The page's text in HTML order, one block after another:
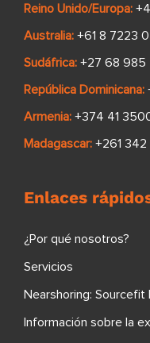
Reino Unido/Europa:
Australia: +61 8 7223
Sudáfrica: +27 68 985
República Dominicana:
Armenia: +374 41
Madagascar: +261 342
Enlaces
¿Por qué nosotros?
Servicios
Nearshoring:
Información sobre la